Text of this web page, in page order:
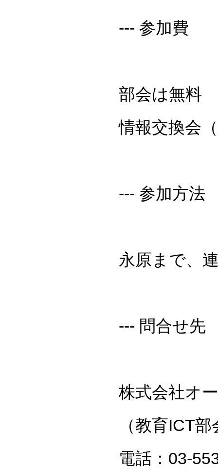
--- 参加費
部会は無料
情報交換会
--- 参加方法
永原まで、
--- 問合せ先
株式会社オ
（教育ICT
電話：03-